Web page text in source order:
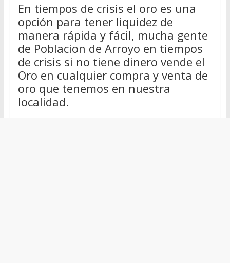
En tiempos de crisis el oro es una
opción para tener liquidez de
manera rápida y fácil, mucha gente
de Poblacion de Arroyo en tiempos
de crisis si no tiene dinero vende el
Oro en cualquier compra y venta de
oro que tenemos en nuestra
localidad.